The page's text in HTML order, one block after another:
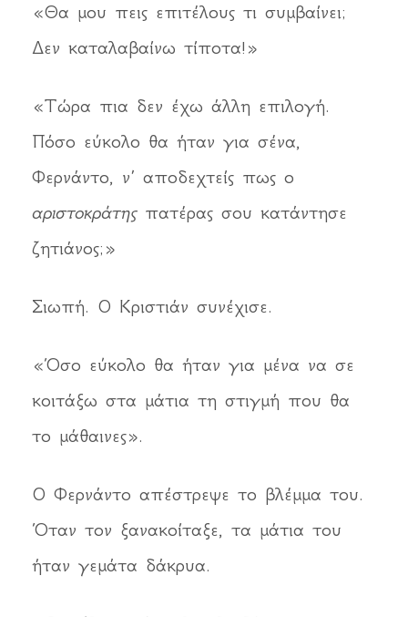
«Θα μου πεις επιτέλους τι συμβαίνει;
Δεν καταλαβαίνω τίποτα!»
«Τώρα πια δεν έχω άλλη επιλογή.
Πόσο εύκολο θα ήταν για σένα,
Φερνάντο, ν’ αποδεχτείς πως ο
αριστοκράτηςπατέρας σου κατάντησε
ζητιάνος;»
Σιωπή. Ο Κριστιάν συνέχισε.
«Όσο εύκολο θα ήταν για μένα να σε
κοιτάξω στα μάτια τη στιγμή που θα
το μάθαινες».
Ο Φερνάντο απέστρεψε το βλέμμα του.
Όταν τον ξανακοίταξε, τα μάτια του
ήταν γεμάτα δάκρυα.